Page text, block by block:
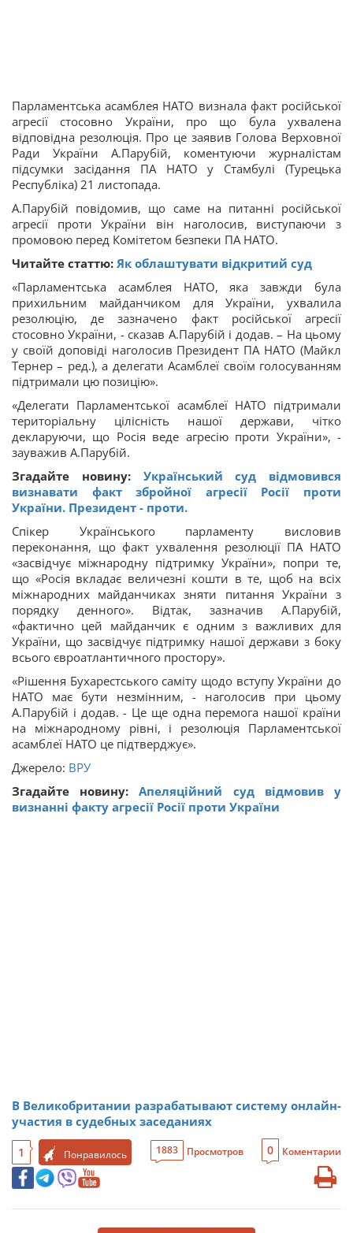
Парламентська асамблея НАТО визнала факт російської
агресії стосовно України, про що була ухвалена
відповідна резолюція. Про це заявив Голова Верховної
Ради України А.Парубій, коментуючи журналістам
підсумки засідання ПА НАТО у Стамбулі (Турецька
Республіка) 21 листопада.
А.Парубій повідомив, що саме на питанні російської
агресії проти України він наголосив, виступаючи з
промовою перед Комітетом безпеки ПА НАТО.
Читайте статтю: Як облаштувати відкритий суд
«Парламентська асамблея НАТО, яка завжди була
прихильним майданчиком для України, ухвалила
резолюцію, де зазначено факт російської агресії
стосовно України, - сказав А.Парубій і додав. – На цьому
у своїй доповіді наголосив Президент ПА НАТО (Майкл
Тернер – ред.), а делегати Асамблеї своїм голосуванням
підтримали цю позицію».
«Делегати Парламентської асамблеї НАТО підтримали
територіальну цілісність нашої держави, чітко
декларуючи, що Росія веде агресію проти України», -
зауважив А.Парубій.
Згадайте новину: Український суд відмовився
визнавати факт збройної агресії Росії проти
України. Президент - проти.
Спікер Українського парламенту висловив
переконання, що факт ухвалення резолюції ПА НАТО
«засвідчує міжнародну підтримку України», попри те,
що «Росія вкладає величезні кошти в те, щоб на всіх
міжнародних майданчиках зняти питання України з
порядку денного». Відтак, зазначив А.Парубій,
«фактично цей майданчик є одним з важливих для
України, що засвідчує підтримку нашої держави з боку
всього євроатлантичного простору».
«Рішення Бухарестського саміту щодо вступу України до
НАТО має бути незмінним, - наголосив при цьому
А.Парубій і додав. - Це ще одна перемога нашої країни
на міжнародному рівні, і резолюція Парламентської
асамблеї НАТО це підтверджує».
Джерело: ВРУ
Згадайте новину:Апеляційний суд відмовив у
визнанні факту агресії Росії проти України
В Великобритании разрабатывают систему онлайн-
участия в судебных заседаниях
1 Понравилось 1883 Просмотров 0 Коментарии